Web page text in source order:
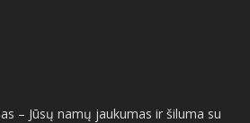
– Jūsų namų jaukumas ir šiluma su